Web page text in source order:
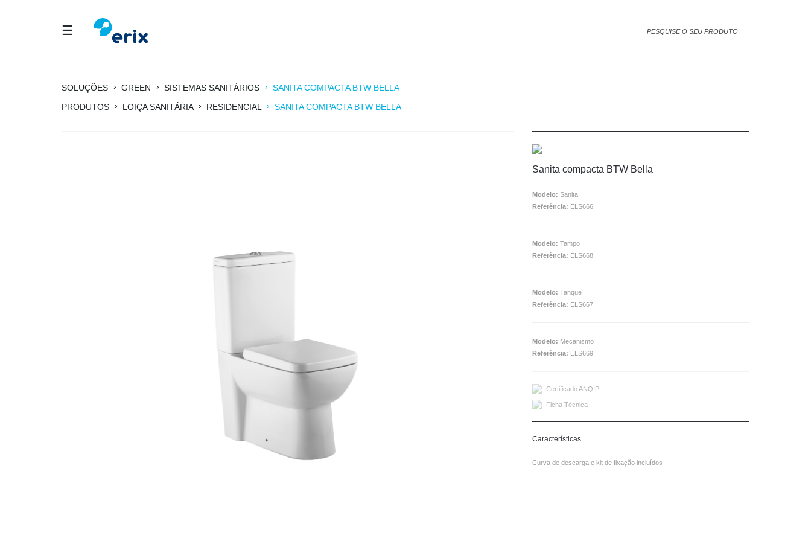
☰
SOLUÇÕES › GREEN › SISTEMAS SANITÁRIOS › SANITA COMPACTA BTW BELLA
PRODUTOS › LOIÇA SANITÁRIA › RESIDENCIAL › SANITA COMPACTA BTW BELLA
Sanita compacta BTW Bella
Modelo: Sanita
Referência: ELS666
Modelo: Tampo
Referência: ELS668
Modelo: Tanque
Referência: ELS667
Modelo: Mecanismo
Referência: ELS669
Certificado ANQIP
Ficha Técnica
Características
Curva de descarga e kit de fixação incluídos